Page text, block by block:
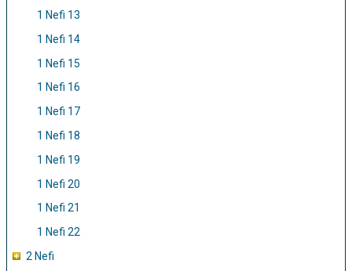
1 Nefi 13
1 Nefi 14
1 Nefi 15
1 Nefi 16
1 Nefi 17
1 Nefi 18
1 Nefi 19
1 Nefi 20
1 Nefi 21
1 Nefi 22
2 Nefi